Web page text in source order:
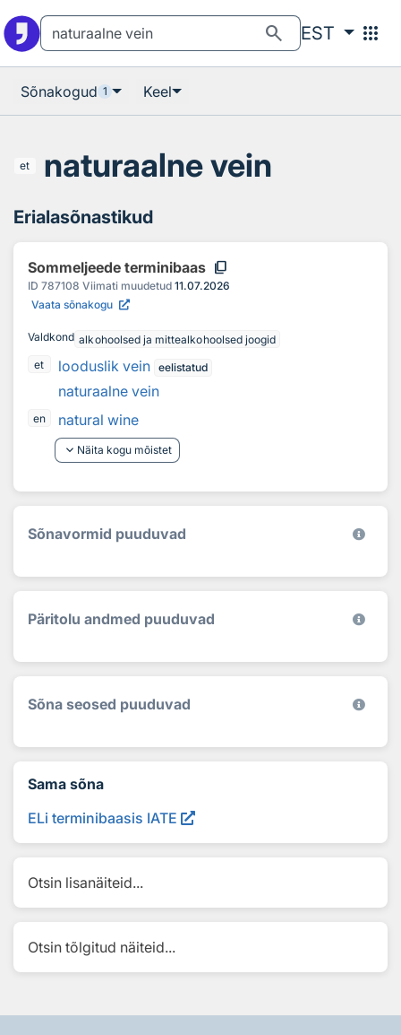
search EST apps
Sõnakogud 1 Keel
et naturaalne vein
Erialasõnastikud
Sommeljeede terminibaas content_copy
ID 787108 Viimati muudetud 11.07.2026
Vaata sõnakogu
Valdkond alkohoolsed ja mittealkohoolsed joogid
et
looduslik vein eelistatud
naturaalne vein
en
natural wine
keyboard_arrow_down Näita kogu mõistet
Sõnavormid puuduvad
Päritolu andmed puuduvad
Sõna seosed puuduvad
Sama sõna
ELi terminibaasis IATE
Otsin lisanäiteid...
Otsin tõlgitud näiteid...